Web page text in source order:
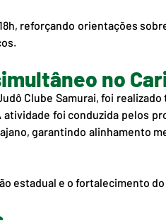
reforçando orientações
no
Clube Samurai, foi
foi conduzida pelos
garantindo alinhamento
estadual e o fortalecimento